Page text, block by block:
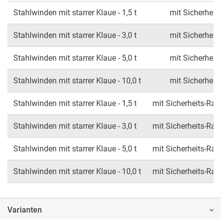
Stahlwinden mit starrer Klaue - 1,5 t mit
Stahlwinden mit starrer Klaue - 3,0 t mit
Stahlwinden mit starrer Klaue - 5,0 t mit
Stahlwinden mit starrer Klaue - 10,0 t mit
Stahlwinden mit starrer Klaue - 1,5 t mit Sicherheits-
Stahlwinden mit starrer Klaue - 3,0 t mit Sicherheits-
Stahlwinden mit starrer Klaue - 5,0 t mit Sicherheits-
Stahlwinden mit starrer Klaue - 10,0 t mit Sicherheits-
Varianten